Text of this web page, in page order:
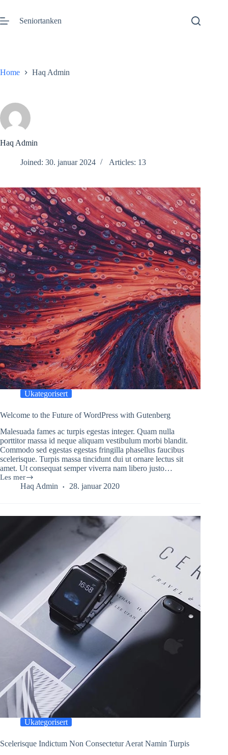
innholdSeniortanken
Home Haq Admin
Haq Admin
Joined: 30. januar 2024 Articles: 13
Ukategorisert
Welcome to the Future of WordPress with Gutenberg
Malesuada fames ac turpis egestas integer. Quam nulla
porttitor massa id neque aliquam vestibulum morbi blandit.
Commodo sed egestas egestas fringilla phasellus faucibus
scelerisque. Turpis massa tincidunt dui ut ornare lectus sit
amet. Ut consequat semper viverra nam libero justo…
Les mer
Welcome
of
Gutenberg
Haq Admin 28. januar 2020
Ukategorisert
Scelerisque Indictum Non Consectetur Aerat Namin Turpis